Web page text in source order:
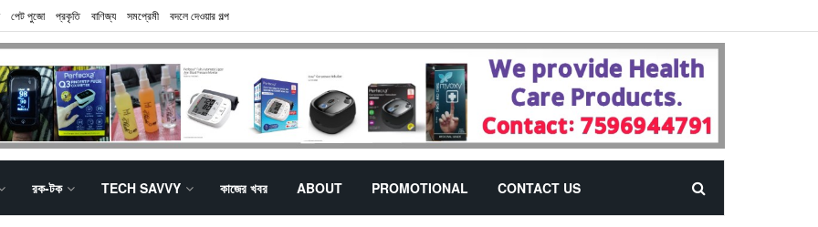
পেট পুজো প্রকৃতি বাণিজ্য সমপ্রেমী বদলে দেওয়ার গল্প
রক-টক TECH SAVVY কাজের খবর ABOUT PROMOTIONAL CONTACT US